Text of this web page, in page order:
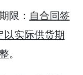
限： 自合同签
以实际供货期
。